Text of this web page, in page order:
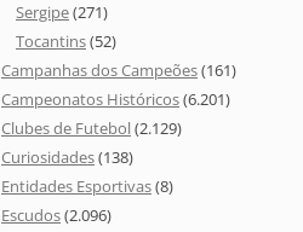
Sergipe(271)
Tocantins(52)
Campanhas dos Campeões(161)
Campeonatos Históricos(6.201)
Clubes de Futebol(2.129)
Curiosidades(138)
Entidades Esportivas(8)
Escudos(2.096)